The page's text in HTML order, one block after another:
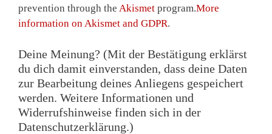
prevention through the Akismet program.More
information on Akismet and GDPR.
Deine Meinung? (Mit der Bestätigung erklärst
du dich damit einverstanden, dass deine Daten
zur Bearbeitung deines Anliegens gespeichert
werden. Weitere Informationen und
Widerrufshinweise finden sich in der
Datenschutzerklärung.)